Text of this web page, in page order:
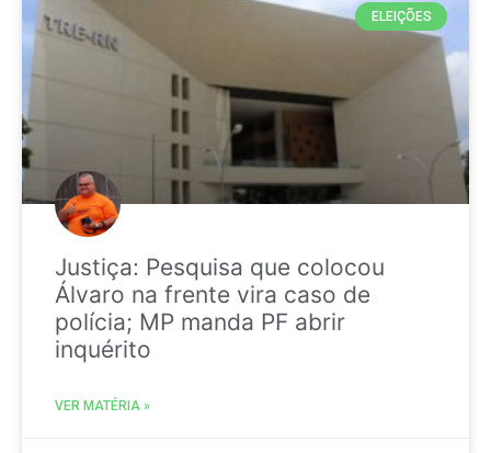
ELEIÇÕES
Justiça: Pesquisa que colocou
Álvaro na frente vira caso de
polícia; MP manda PF abrir
inquérito
VER MATÉRIA »